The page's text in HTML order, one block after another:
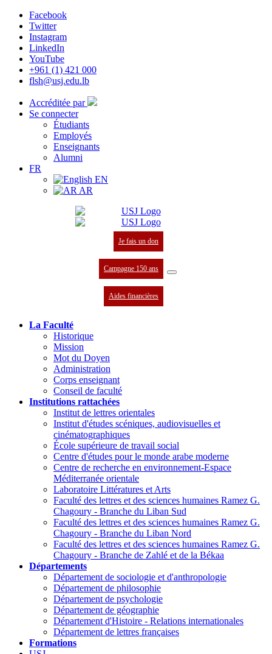
Facebook
Twitter
Instagram
LinkedIn
YouTube
+961 (1) 421 000
flsh@usj.edu.lb
Accréditée par
Se connecter
Étudiants
Employés
Enseignants
Alumni
FR
EN
AR
Je fais un don
Campagne 150 ans
Aides financières
La Faculté
Historique
Mission
Mot du Doyen
Administration
Corps enseignant
Conseil de faculté
Institutions rattachées
Institut de lettres orientales
Institut d'études scéniques, audiovisuelles et
cinématographiques
École supérieure de travail social
Centre d'études pour le monde arabe moderne
Centre de recherche en environnement-Espace
Méditerranée orientale
Laboratoire Littératures et Arts
Faculté des lettres et des sciences humaines Ramez G.
Chagoury - Branche du Liban Sud
Faculté des lettres et des sciences humaines Ramez G.
Chagoury - Branche du Liban Nord
Faculté des lettres et des sciences humaines Ramez G.
Chagoury - Branche de Zahlé et de la Békaa
Départements
Département de sociologie et d'anthropologie
Département de philosophie
Département de psychologie
Département de géographie
Département d'Histoire - Relations internationales
Département de lettres françaises
Formations